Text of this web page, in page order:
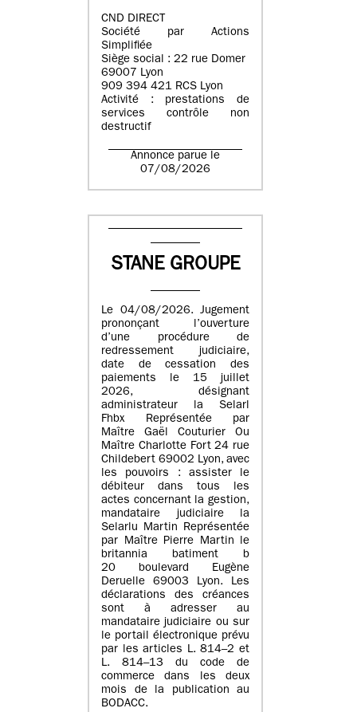
CND DIRECT
Société par Actions
Simplifiée
Siège social : 22 rue Domer
69007 Lyon
909 394 421 RCS Lyon
Activité : prestations de
services contrôle non
destructif
Annonce parue le
07/08/2026
STANE GROUPE
Le 04/08/2026. Jugement
prononçant l’ouverture
d’une procédure de
redressement judiciaire,
date de cessation des
paiements le 15 juillet
2026, désignant
administrateur la Selarl
Fhbx Représentée par
Maître Gaël Couturier Ou
Maître Charlotte Fort 24 rue
Childebert 69002 Lyon, avec
les pouvoirs : assister le
débiteur dans tous les
actes concernant la gestion,
mandataire judiciaire la
Selarlu Martin Représentée
par Maître Pierre Martin le
britannia batiment b
20 boulevard Eugène
Deruelle 69003 Lyon. Les
déclarations des créances
sont à adresser au
mandataire judiciaire ou sur
le portail électronique prévu
par les articles L. 814–2 et
L. 814–13 du code de
commerce dans les deux
mois de la publication au
BODACC.